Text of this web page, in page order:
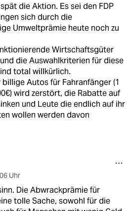
die Aktion. Es sei den FDP
sich durch die
Umweltprämie heute noch zu
Wirtschaftsgüter
die Auswahlkriterien für diese
total willkürlich.
Autos für Fahranfänger (1
wird zerstört, die Rabatte auf
und Leute die endlich auf ihr
wollen werden davon
Uhr
Die Abwrackprämie für
tolle Sache, sowohl für die